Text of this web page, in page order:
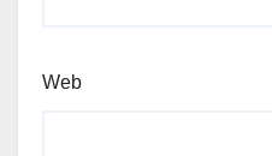
Web